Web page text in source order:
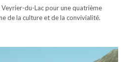
Veyrier-du-Lac pour une quatrième
de la culture et de la convivialité.